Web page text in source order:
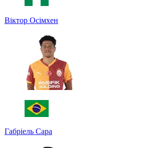
Віктор Осімхен
Габріель Сара